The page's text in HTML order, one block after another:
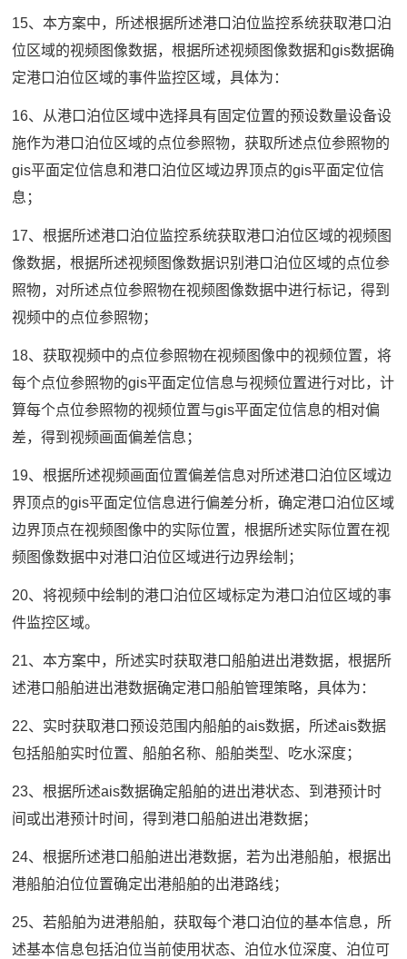
15、本方案中，所述根据所述港口泊位监控系统获取港口泊
位区域的视频图像数据，根据所述视频图像数据和gis数据确
定港口泊位区域的事件监控区域，具体为：
16、从港口泊位区域中选择具有固定位置的预设数量设备设
施作为港口泊位区域的点位参照物，获取所述点位参照物的
gis平面定位信息和港口泊位区域边界顶点的gis平面定位信
息；
17、根据所述港口泊位监控系统获取港口泊位区域的视频图
像数据，根据所述视频图像数据识别港口泊位区域的点位参
照物，对所述点位参照物在视频图像数据中进行标记，得到
视频中的点位参照物；
18、获取视频中的点位参照物在视频图像中的视频位置，将
每个点位参照物的gis平面定位信息与视频位置进行对比，计
算每个点位参照物的视频位置与gis平面定位信息的相对偏
差，得到视频画面偏差信息；
19、根据所述视频画面位置偏差信息对所述港口泊位区域边
界顶点的gis平面定位信息进行偏差分析，确定港口泊位区域
边界顶点在视频图像中的实际位置，根据所述实际位置在视
频图像数据中对港口泊位区域进行边界绘制；
20、将视频中绘制的港口泊位区域标定为港口泊位区域的事
件监控区域。
21、本方案中，所述实时获取港口船舶进出港数据，根据所
述港口船舶进出港数据确定港口船舶管理策略，具体为：
22、实时获取港口预设范围内船舶的ais数据，所述ais数据
包括船舶实时位置、船舶名称、船舶类型、吃水深度；
23、根据所述ais数据确定船舶的进出港状态、到港预计时
间或出港预计时间，得到港口船舶进出港数据；
24、根据所述港口船舶进出港数据，若为出港船舶，根据出
港船舶泊位位置确定出港船舶的出港路线；
25、若船舶为进港船舶，获取每个港口泊位的基本信息，所
述基本信息包括泊位当前使用状态、泊位水位深度、泊位可